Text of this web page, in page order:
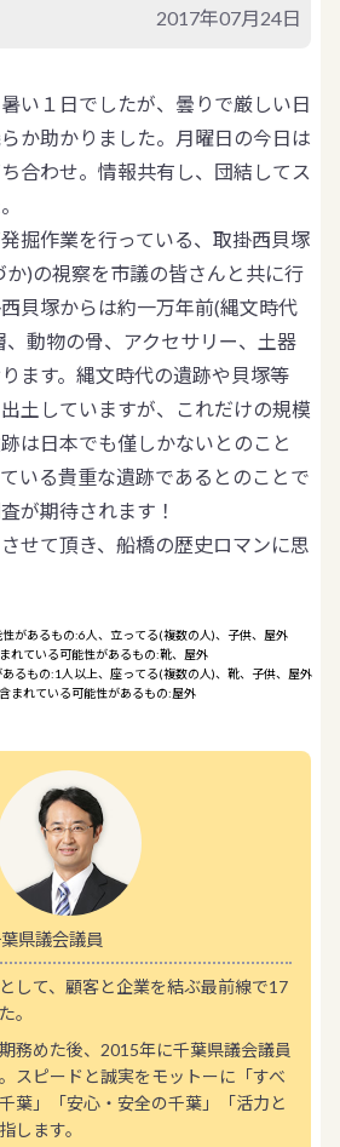
2017年07月24日
い１日でしたが、曇りで厳しい日
か助かりました。月曜日の今日は
合わせ。情報共有し、団結してス
掘作業を行っている、取掛西貝塚
)の視察を市議の皆さんと共に行
貝塚からは約一万年前(縄文時代
動物の骨、アクセサリー、土器
ます。縄文時代の遺跡や貝塚等
土していますが、これだけの規模
は日本でも僅しかないとのこと
いる貴重な遺跡であるとのことで
が期待されます！
せて頂き、船橋の歴史ロマンに思
県議会議員
して、顧客と企業を結ぶ最前線で17
。
務めた後、2015年に千葉県議会議員
スピードと誠実をモットーに「すべ
葉」「安心・安全の千葉」「活力と
します。